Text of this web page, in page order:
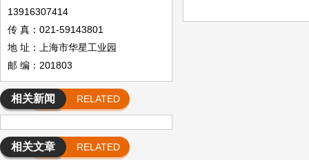
13916307414
传 真：021-59143801
地 址：上海市华星工业园
邮 编：201803
相关新闻
RELATED
相关文章 RELATED